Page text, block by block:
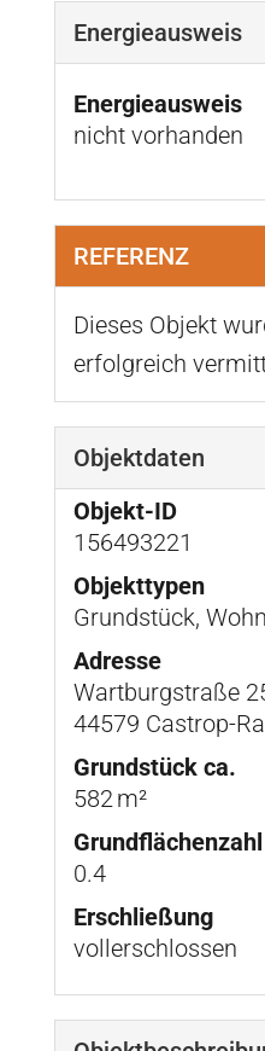
Energieausweis
Energieausweis
nicht vorhanden
REFERENZ
Dieses Objekt
erfolgreich
Objektdaten
Objekt-ID
156493221
Objekttypen
Grundstück,
Adresse
Wartburgstraße
44579 Castrop-
Grund­stück ca.
582 m²
Grundflächenzahl
0.4
Erschließung
vollerschlossen